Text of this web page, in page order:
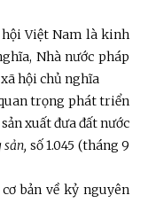
Việt Nam là kinh
Nhà nước pháp
hội chủ nghĩa
trọng phát triển
xuất đưa đất nước
sản, số 1.045 (tháng 9
bản về kỷ nguyên